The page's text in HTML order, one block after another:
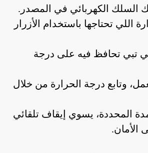
السلك الكهربائي في المصدر.
اللي تحتاجها باستخدام الأزرار
تبي تحافظ فيه على درجة
وتابع درجة الحرارة من خلال
المحددة، يسوي إيقاف تلقائي